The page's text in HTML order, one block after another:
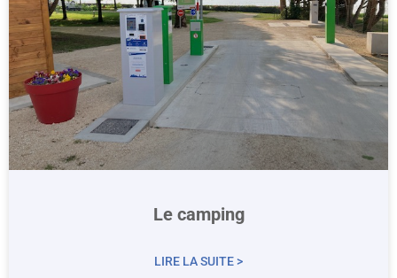
Le camping
LIRE LA SUITE >